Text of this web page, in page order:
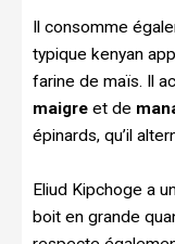
Il consomme
typique kenyan
farine de maïs. Il
maigre et de
épinards, qu’il
Eliud Kipchoge a
boit en grande